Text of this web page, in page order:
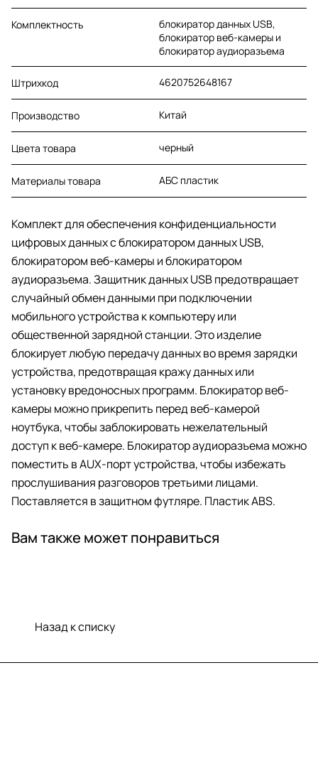
Комплектность
блокиратор данных USB,
блокиратор веб-камеры и
блокиратор аудиоразъема
Штрихкод 4620752648167
Производство Китай
Цвета товара черный
Материалы товара АБС пластик
Комплект для обеспечения конфиденциальности
цифровых данных с блокиратором данных USB,
блокиратором веб-камеры и блокиратором
аудиоразъема. Защитник данных USB предотвращает
случайный обмен данными при подключении
мобильного устройства к компьютеру или
общественной зарядной станции. Это изделие
блокирует любую передачу данных во время зарядки
устройства, предотвращая кражу данных или
установку вредоносных программ. Блокиратор веб-
камеры можно прикрепить перед веб-камерой
ноутбука, чтобы заблокировать нежелательный
доступ к веб-камере. Блокиратор аудиоразъема можно
поместить в AUX-порт устройства, чтобы избежать
прослушивания разговоров третьими лицами.
Поставляется в защитном футляре. Пластик ABS.
Вам также может понравиться
Назад к списку